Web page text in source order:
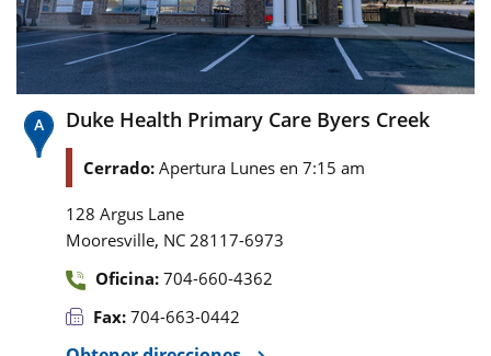
Duke Health Primary Care Byers Creek
Cerrado: Apertura Lunes en 7:15 am
128 Argus Lane
Mooresville, NC 28117-6973
Oficina: 704-660-4362
Fax: 704-663-0442